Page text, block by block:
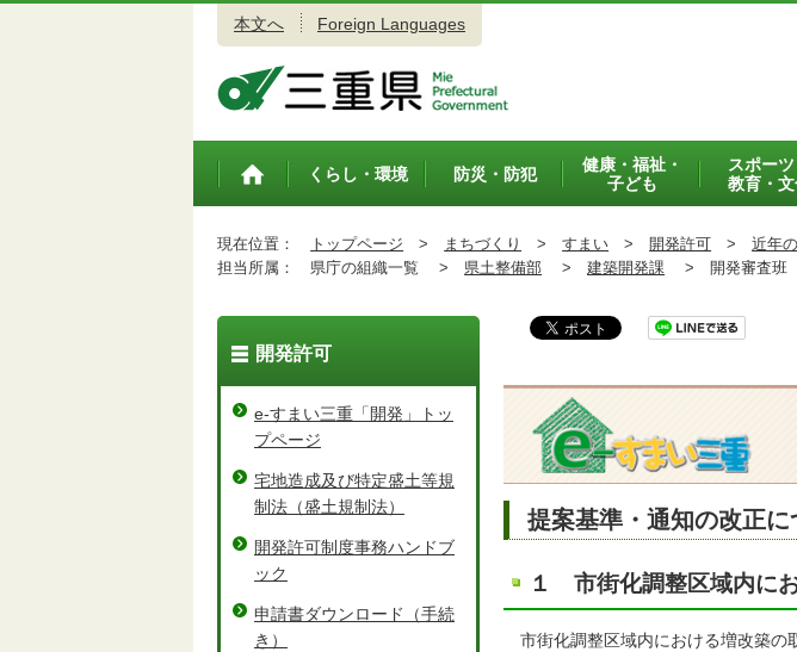
本文へ Foreign Languages
トップペ
くらし・環境 防災・防犯
健康・福祉・
子ども
スポーツ
教育・
現在位置： トップページ > まちづくり > すまい > 開発許可 > 近年
担当所属：
県庁の組織一覧 > 県土整備部 > 建築開発課 > 開発審査班
提案基準・通知の改正に
１ 市街化調整区域内に
市街化調整区域内における増改築の
開発許可
e-すまい三重「開発」トッ
プページ
宅地造成及び特定盛土等規
制法（盛土規制法）
開発許可制度事務ハンドブ
ック
申請書ダウンロード（手続
き）